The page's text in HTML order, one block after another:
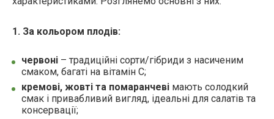
1. За кольором плодів:
червоні – традиційні сорти/гібриди з насиченим
смаком, багаті на вітамін C;
кремові, жовті та помаранчеві мають солодкий
смак і привабливий вигляд, ідеальні для салатів та
консервації;